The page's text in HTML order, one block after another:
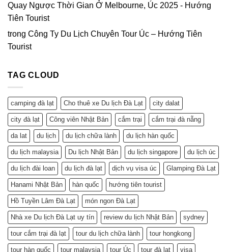
Quay Ngược Thời Gian Ở Melbourne, Úc 2025 - Hướng
Tiên Tourist
trong Công Ty Du Lịch Chuyên Tour Úc – Hướng Tiên
Tourist
TAG CLOUD
camping đà lạt Cho thuê xe Du lịch Đà Lạt city dalat
city đà lạt Công viên Nhật Bản cắm trại cắm trại đà nẵng
da lat du lịch du lịch chữa lành du lịch hàn quốc
du lịch malaysia Du lịch Nhật Bản du lịch singapore du lịch úc
du lịch đài loan du lịch đà lạt dịch vụ visa úc Glamping Đà Lạt
Hanami Nhật Bản hàn quốc hướng tiên tourist
Hồ Tuyền Lâm Đà Lạt món ngon Đà Lạt
Nhà xe Du lịch Đà Lạt uy tín review du lịch Nhật Bản sydney
tour cắm trại đà lạt tour du lịch chữa lành tour hongkong
tour hàn quốc tour malaysia tour Úc tour đà lạt visa